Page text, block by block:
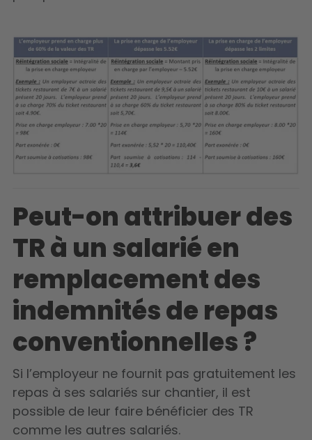
Peut-on attribuer des
TR à un salarié en
remplacement des
indemnités de repas
conventionnelles ?
Si l’employeur ne fournit pas gratuitement les
repas à ses salariés sur chantier, il est
possible de leur faire bénéficier des TR
comme les autres salariés.